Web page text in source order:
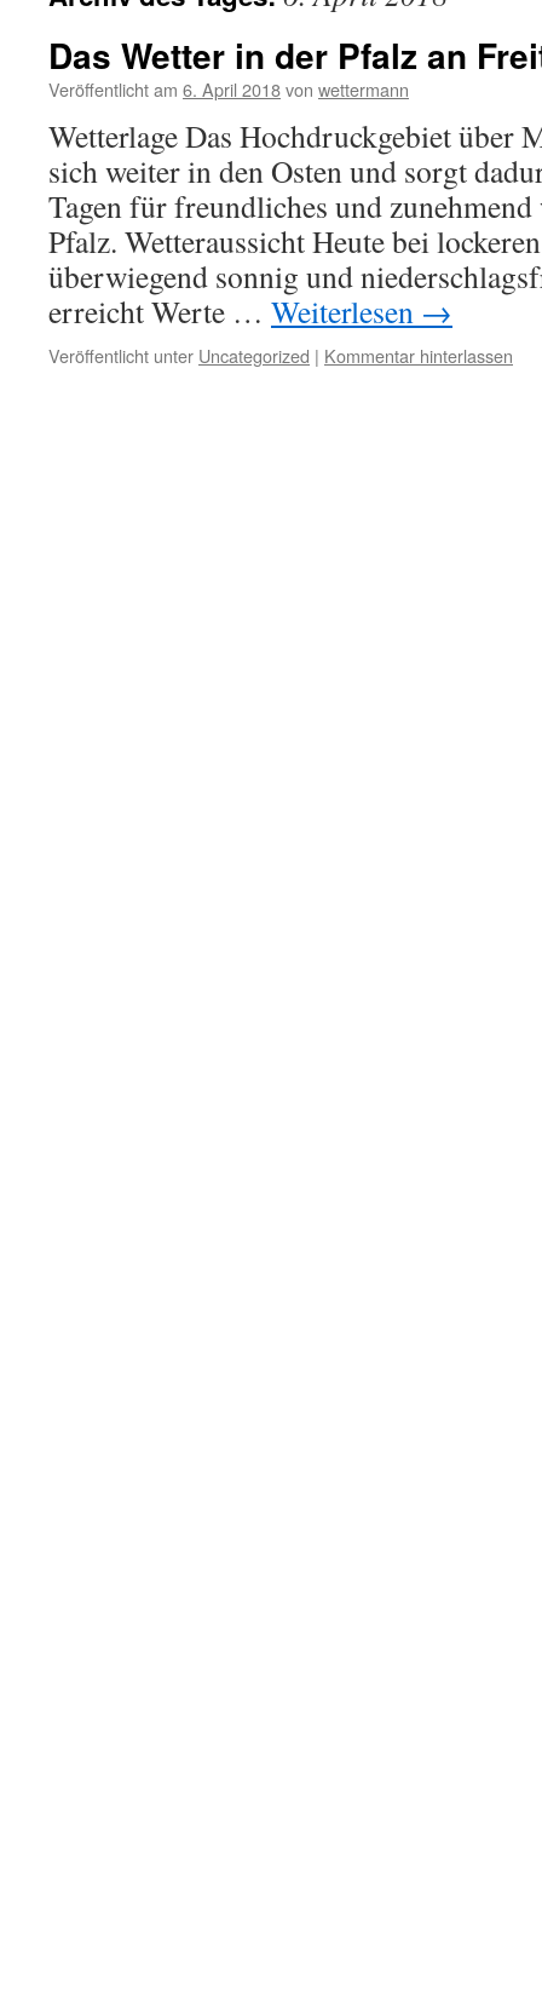
Das Wetter in der Pfalz an
Veröffentlicht am 6. April 2018von wettermann
Wetterlage Das Hochdruckgebiet über
sich weiter in den Osten und sorgt
Tagen für freundliches und
Pfalz. Wetteraussicht Heute bei
überwiegend sonnig und
erreicht Werte … Weiterlesen →
Veröffentlicht unter Uncategorized | Kommentar hinterlassen